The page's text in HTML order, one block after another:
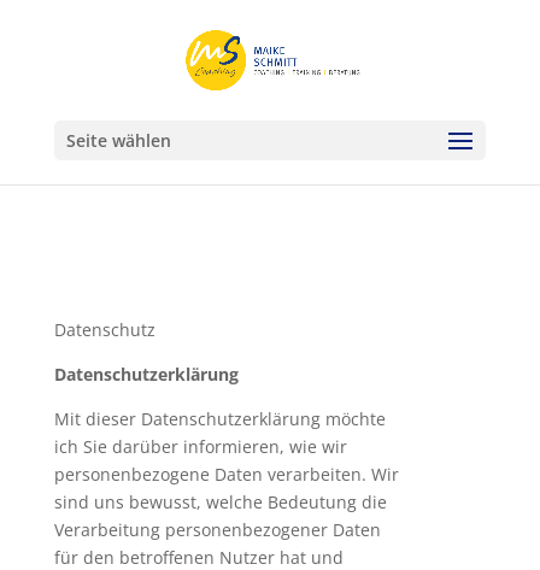
Seite wählen
Datenschutz
Datenschutzerklärung
Mit dieser Datenschutzerklärung möchte
ich Sie darüber informieren, wie wir
personenbezogene Daten verarbeiten. Wir
sind uns bewusst, welche Bedeutung die
Verarbeitung personenbezogener Daten
für den betroffenen Nutzer hat und